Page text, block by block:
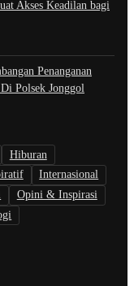
Akses Keadilan bagi
Penanganan
Polsek Jonggol
Hiburan
Internasional
Opini & Inspirasi